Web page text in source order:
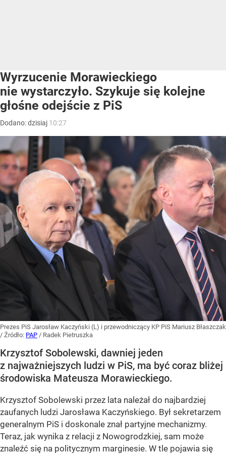
Wyrzucenie Morawieckiego
nie wystarczyło. Szykuje się kolejne
głośne odejście z PiS
Dodano:dzisiaj 10:27
Prezes PiS Jarosław Kaczyński (L) i przewodniczący KP PiS Mariusz Błaszczak
/ Źródło: PAP / Radek Pietruszka
Krzysztof Sobolewski, dawniej jeden
z najważniejszych ludzi w PiS, ma być coraz bliżej
środowiska Mateusza Morawieckiego.
Krzysztof Sobolewski przez lata należał do najbardziej
zaufanych ludzi Jarosława Kaczyńskiego. Był sekretarzem
generalnym PiS i doskonale znał partyjne mechanizmy.
Teraz, jak wynika z relacji z Nowogrodzkiej, sam może
znaleźć się na politycznym marginesie. W tle pojawia się